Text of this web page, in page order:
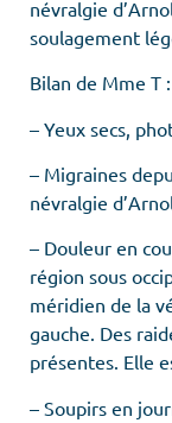
névralgie
soulagement
Bilan de Mme T :
– Yeux secs,
– Migraines
névralgie
– Douleur en
région sous
méridien de la
gauche. Des
présentes. Elle
– Soupirs en